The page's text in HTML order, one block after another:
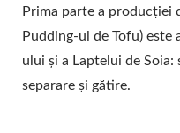
Prima parte a producției
Pudding-ul de Tofu) este
ului și a Laptelui de
separare și gătire.